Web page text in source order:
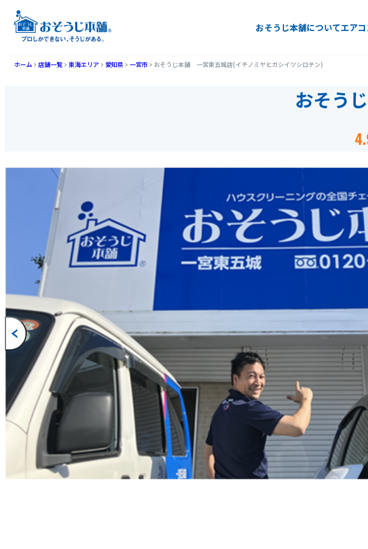
おそうじ本舗についてエアコ
ホーム 店舗一覧 東海エリア 愛知県 一宮市 おそうじ本舗 一宮東五城店(イチノミヤヒガシイツシロテン)
おそう